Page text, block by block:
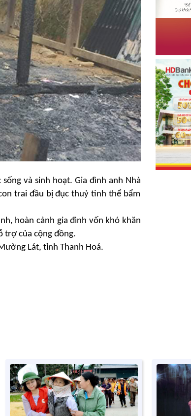
sống và sinh hoạt.Gia đình anh Nhà
trai đầu bị đục thuỷ tinh thể bẩm
hoàn cảnh gia đình vốn khó khăn
trợ của cộng đồng.
Lát, tỉnh Thanh Hoá.